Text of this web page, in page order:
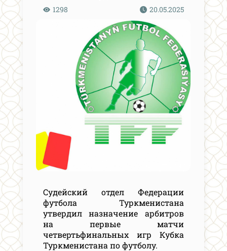
1298 20.05.2025
Судейский отдел Федерации
футбола Туркменистана
утвердил назначение арбитров
на первые матчи
четвертьфинальных игр Кубка
Туркменистана по футболу.